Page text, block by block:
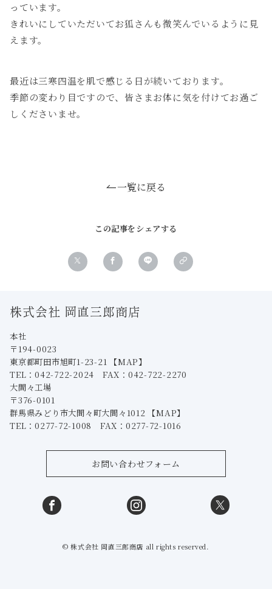
っています。
きれいにしていただいてお狐さんも微笑んでいるように見
えます。
最近は三寒四温を肌で感じる日が続いております。
季節の変わり目ですので、皆さまお体に気を付けてお過ご
しくださいませ。
一覧に戻る
この記事をシェアする
株式会社 岡直三郎商店
本社
〒194-0023
東京都町田市旭町1-23-21
【MAP】
TEL：042-722-2024 FAX：042-722-2270
大間々工場
〒376-0101
群馬県みどり市大間々町大間々1012
【MAP】
TEL：0277-72-1008 FAX：0277-72-1016
お問い合わせフォーム
© 株式会社 岡直三郎商店 all rights reserved.